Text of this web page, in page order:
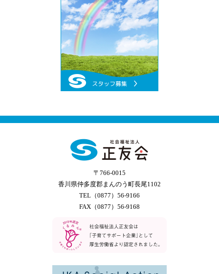
〒766-0015
香川県仲多度郡まんのう町長尾1102
TEL（0877）56-9166
FAX（0877）56-9168